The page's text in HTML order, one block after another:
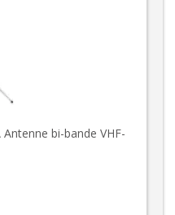
bi-bande VHF-